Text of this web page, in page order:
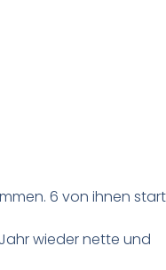
6 von ihnen
wieder nette und